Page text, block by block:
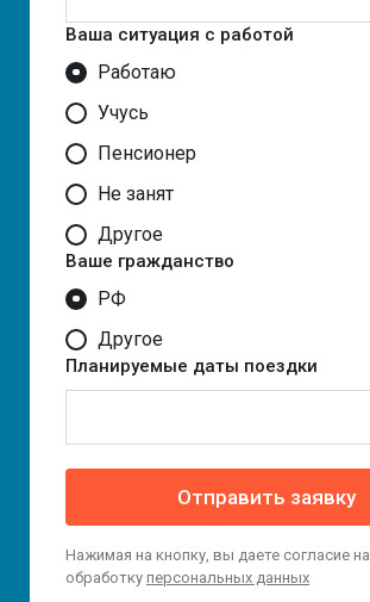
Ваша ситуация с работой
Работаю
Учусь
Пенсионер
Не занят
Другое
Ваше гражданство
РФ
Другое
Планируемые даты поездки
Отправить заявку
Нажимая на кнопку, вы даете согласие на
обработку персональных данных